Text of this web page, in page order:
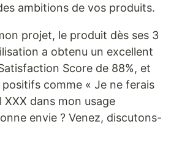
ambitions de vos produits.
projet, le produit dès ses 3
a obtenu un excellent
Score de 88%, et
comme « Je ne ferais
XXX dans mon usage
envie ? Venez, discutons-